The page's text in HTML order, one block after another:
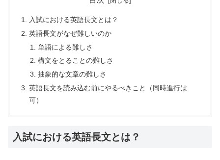
入試における英語長文とは？
英語長文がなぜ難しいのか
単語による難しさ
構文をとることの難しさ
抽象的な文章の難しさ
英語長文を読み込む前にやるべきこと（同時進行は
可）
入試における英語長文とは？